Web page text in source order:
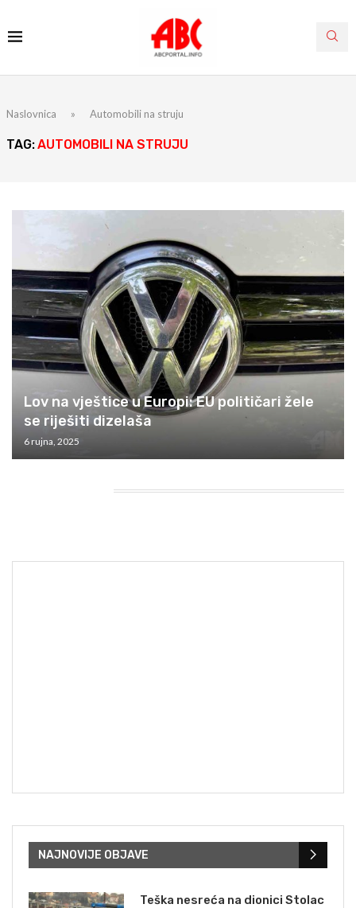
Naslovnica » Automobili na struju
TAG:AUTOMOBILI NA STRUJU
Lov na vještice u Europi: EU političari žele
se riješiti dizelaša
6 rujna, 2025
NAJNOVIJE OBJAVE
Teška nesreća na dionici Stolac